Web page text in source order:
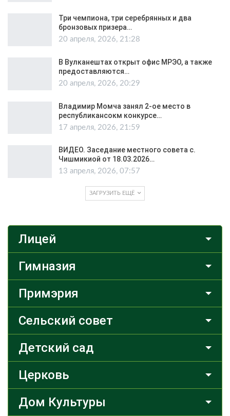
Три чемпиона, три серебрянных и два
бронзовых призера…
20 апреля, 2026, 21:28
В Вулканештах открыт офис МРЭО, а также
предоставляются…
20 апреля, 2026, 20:29
Владимир Момча занял 2-ое место в
республикансокм конкурсе…
17 апреля, 2026, 21:59
ВИДЕО. Заседание местного совета с.
Чишмикиой от 18.03.2026…
13 апреля, 2026, 07:57
ЗАГРУЗИТЬ ЕЩЁ
Лицей
Гимназия
Примэрия
Сельский совет
Детский сад
Церковь
Дом Культуры